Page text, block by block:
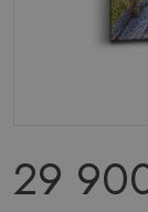
29